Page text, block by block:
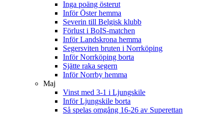
Inga poäng österut
Inför Öster hemma
Severin till Belgisk klubb
Förlust i BoIS-matchen
Inför Landskrona hemma
Segersviten bruten i Norrköping
Inför Norrköping borta
Sjätte raka segern
Inför Norrby hemma
Maj
Vinst med 3-1 i Ljungskile
Inför Ljungskile borta
Så spelas omgång 16-26 av Superettan